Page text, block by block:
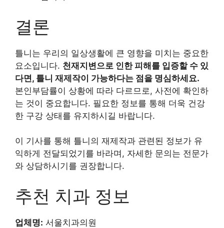
결론
틀니는 우리의 일상생활에 큰 영향을 미치는 중요한
요소입니다. 천재지변으로 인한 피해를 입증할 수 있
다면, 틀니 재제작이 가능하다는 점을 명심하세요.
본인부담률이 상황에 따라 다르므로, 사전에 확인하
는 것이 중요합니다. 필요한 정보를 통해 더욱 건강
한 구강 상태를 유지하시길 바랍니다.
이 기사를 통해 틀니의 재제작과 관련된 정보가 유
익하게 전달되었기를 바라며, 자세한 문의는 전문가
와 상담하시기를 권장합니다.
추천 치과 정보
업체명: 서울치과의원